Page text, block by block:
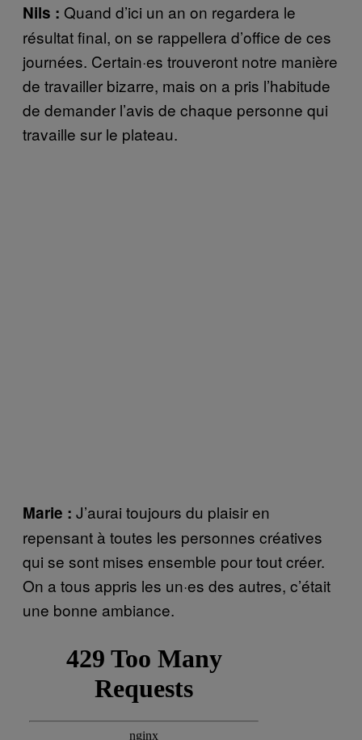
Nils : Quand d’ici un an on regardera le
résultat final, on se rappellera d’office de ces
journées. Certain·es trouveront notre manière
de travailler bizarre, mais on a pris l’habitude
de demander l’avis de chaque personne qui
travaille sur le plateau.
Marie : J’aurai toujours du plaisir en
repensant à toutes les personnes créatives
qui se sont mises ensemble pour tout créer.
On a tous appris les un·es des autres, c’était
une bonne ambiance.